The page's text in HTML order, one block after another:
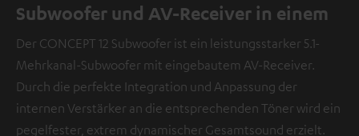
Subwoofer und AV-Receiver in einem
Der CONCEPT 12 Subwoofer ist ein leistungsstarker 5.1-
Mehrkanal-Subwoofer mit eingebautem AV-Receiver.
Durch die perfekte Integration und Anpassung der
internen Verstärker an die entsprechenden Töner wird ein
pegelfester, extrem dynamischer Gesamtsound erzielt.